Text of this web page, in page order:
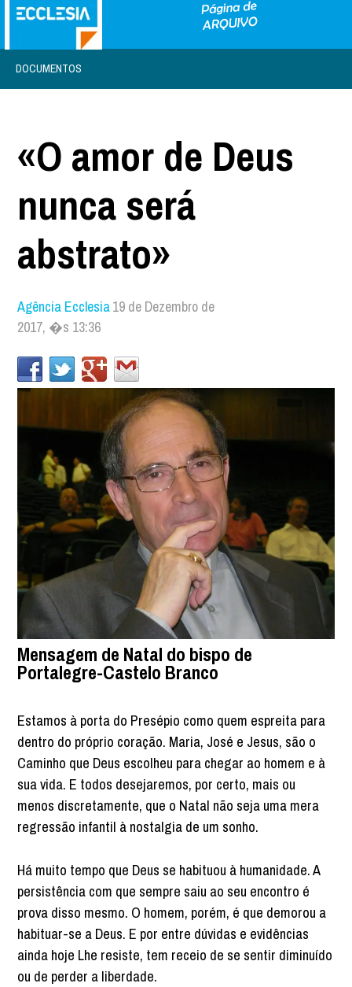
DOCUMENTOS
«O amor de Deus
nunca será
abstrato»
Agência Ecclesia19 de Dezembro de
2017, �s 13:36
Mensagem de Natal do bispo de
Portalegre-Castelo Branco
Estamos à porta do Presépio como quem espreita para
dentro do próprio coração. Maria, José e Jesus, são o
Caminho que Deus escolheu para chegar ao homem e à
sua vida. E todos desejaremos, por certo, mais ou
menos discretamente, que o Natal não seja uma mera
regressão infantil à nostalgia de um sonho.
Há muito tempo que Deus se habituou à humanidade. A
persistência com que sempre saiu ao seu encontro é
prova disso mesmo. O homem, porém, é que demorou a
habituar-se a Deus. E por entre dúvidas e evidências
ainda hoje Lhe resiste, tem receio de se sentir diminuído
ou de perder a liberdade.